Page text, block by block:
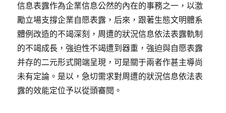
信息表露作為企業信息公然的內在的事務之一，以激
勵立場支撐企業自愿表露，后來，跟著生態文明體系
體例改造的不竭深刻，周遭的狀況信息依法表露軌制
的不竭成長，強迫性不竭遭到器重，強迫與自愿表露
并存的二元形式開端呈現，可是關于兩者作甚主導尚
未有定論。是以，急切需求對周遭的狀況信息依法表
露的效能定位予以從頭審閱。